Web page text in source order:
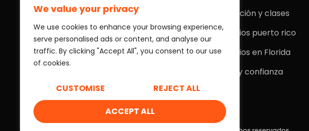
We value your privacy
We use cookies to enhance your browsing experience,
serve personalised ads or content, and analyse our
traffic. By clicking "Accept All", you consent to our use
of cookies.
CUSTOMISE
REJECT ALL
ACCEPT ALL
esté siempre protegida.
Trabajamos con la agilidad y
transparencia que tú necesitas
para operar con total confianza.
Educación y clases
Servicios puerto rico
Servicios en Florida
Legal y confianza